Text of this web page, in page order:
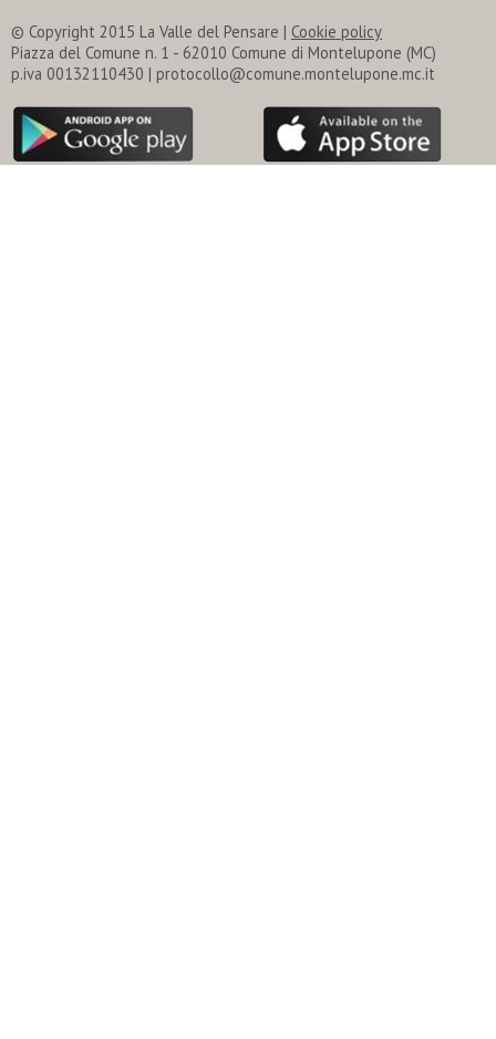
© Copyright 2015 La Valle del Pensare | Cookie policy
Piazza del Comune n. 1 - 62010 Comune di Montelupone (MC)
p.iva 00132110430 | protocollo@comune.montelupone.mc.it